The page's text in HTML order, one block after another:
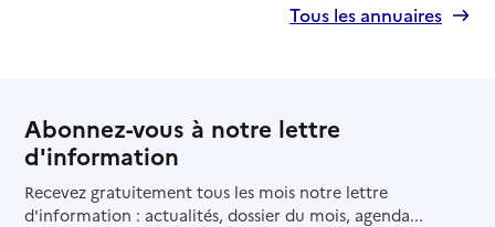
Tous les annuaires
Abonnez-vous à notre lettre
d'information
Recevez gratuitement tous les mois notre lettre
d'information : actualités, dossier du mois, agenda...